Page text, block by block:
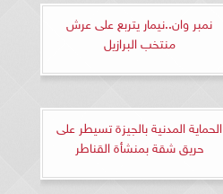
نمبر وان..نيمار يتربع على عرش
منتخب البرازيل
الحماية المدنية بالجيزة تسيطر على
حريق شقة بمنشأة القناطر